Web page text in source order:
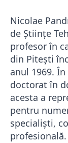
Nicolae
de Științe
profesor în
din Pitești
anul 1969.
doctorat în
acesta a
pentru
specialiști,
profesională.